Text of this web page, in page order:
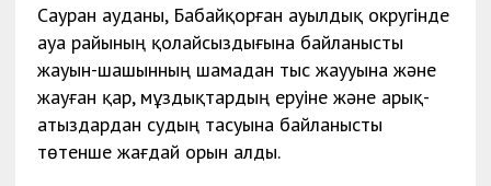
Сауран ауданы, Бабайқорған ауылдық округінде
ауа райының қолайсыздығына байланысты
жауын-шашынның шамадан тыс жаууына және
жауған қар, мұздықтардың еруіне және арық-
атыздардан судың тасуына байланысты
төтенше жағдай орын алды.